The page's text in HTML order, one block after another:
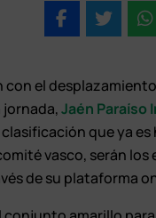
con el
jornada,Jaén Paraíso
que ya
vasco, serán
de su plataforma